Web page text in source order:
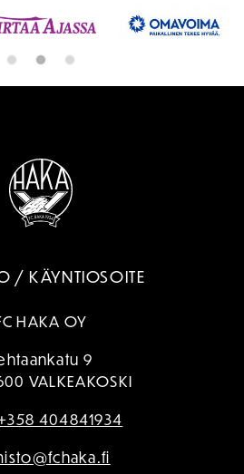
/ KÄYNTIOSOITE
HAKA OY
9
VALKEAKOSKI
404841934